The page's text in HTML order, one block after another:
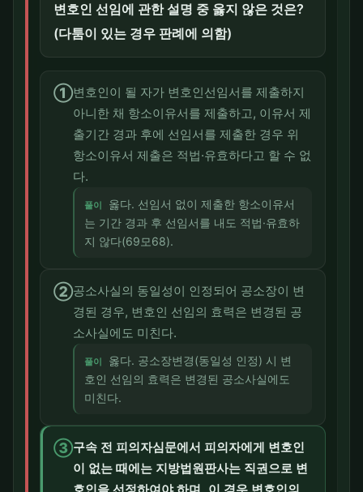
변호인 선임에 관한 설명 중 옳지 않은 것은?
(다툼이 있는 경우 판례에 의함)
①변호인이 될 자가 변호인선임서를 제출하지
아니한 채 항소이유서를 제출하고, 이유서 제
출기간 경과 후에 선임서를 제출한 경우 위
항소이유서 제출은 적법·유효하다고 할 수 없
다.
풀이
옳다. 선임서 없이 제출한 항소이유서
는 기간 경과 후 선임서를 내도 적법·유효하
지 않다(69모68).
②공소사실의 동일성이 인정되어 공소장이 변
경된 경우, 변호인 선임의 효력은 변경된 공
소사실에도 미친다.
풀이
옳다. 공소장변경(동일성 인정) 시 변
호인 선임의 효력은 변경된 공소사실에도
미친다.
③구속 전 피의자심문에서 피의자에게 변호인
이 없는 때에는 지방법원판사는 직권으로 변